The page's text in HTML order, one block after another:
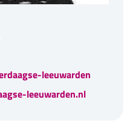
leeuwarden
leeuwarden.nl